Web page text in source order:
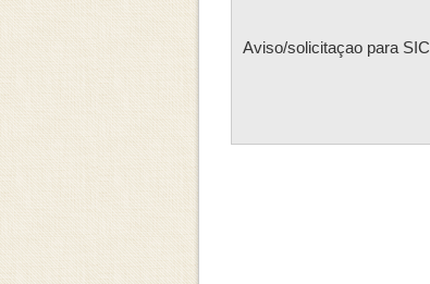
Aviso/solicitaçao para SIC